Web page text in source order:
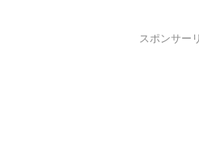
スポンサー